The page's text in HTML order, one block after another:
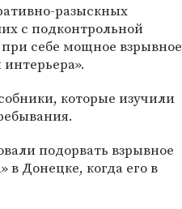
разыскных
с подконтрольной
себе мощное взрывное
которые изучили
подорвать взрывное
в Донецке, когда его в